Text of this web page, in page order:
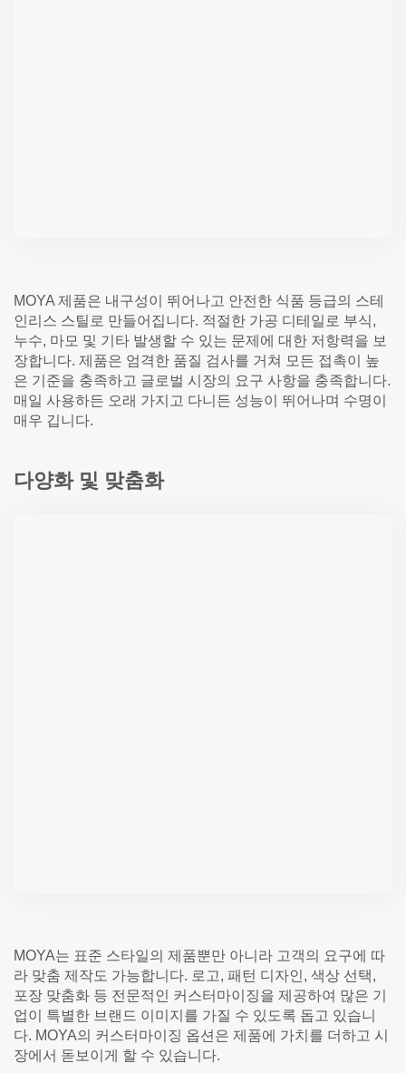
MOYA 제품은 내구성이 뛰어나고 안전한 식품 등급의 스테
인리스 스틸로 만들어집니다. 적절한 가공 디테일로 부식,
누수, 마모 및 기타 발생할 수 있는 문제에 대한 저항력을 보
장합니다. 제품은 엄격한 품질 검사를 거쳐 모든 접촉이 높
은 기준을 충족하고 글로벌 시장의 요구 사항을 충족합니다.
매일 사용하든 오래 가지고 다니든 성능이 뛰어나며 수명이
매우 깁니다.
다양화 및 맞춤화
MOYA는 표준 스타일의 제품뿐만 아니라 고객의 요구에 따
라 맞춤 제작도 가능합니다. 로고, 패턴 디자인, 색상 선택,
포장 맞춤화 등 전문적인 커스터마이징을 제공하여 많은 기
업이 특별한 브랜드 이미지를 가질 수 있도록 돕고 있습니
다. MOYA의 커스터마이징 옵션은 제품에 가치를 더하고 시
장에서 돋보이게 할 수 있습니다.